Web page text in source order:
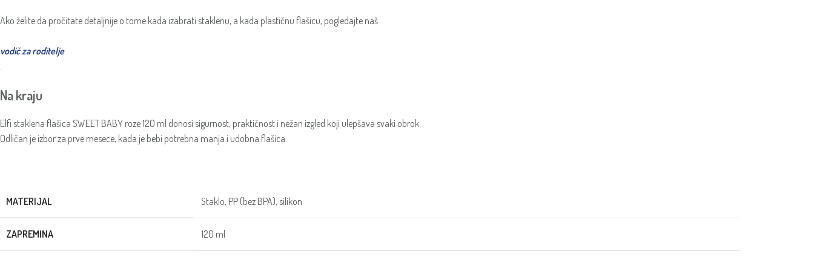
Ako želite da pročitate detaljnije o tome kada izabrati staklenu, a kada plastičnu flašicu, pogledajte naš
vodič za roditelje
.
Na kraju
Elfi staklena flašica SWEET BABY roze 120 ml donosi sigurnost, praktičnost i nežan izgled koji ulepšava svaki obrok.
Odličan je izbor za prve mesece, kada je bebi potrebna manja i udobna flašica.
MATERIJAL Staklo, PP (bez BPA), silikon
ZAPREMINA 120 ml